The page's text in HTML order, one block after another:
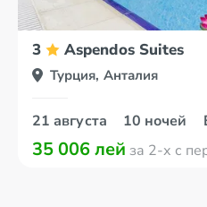
3 Aspendos Suites
Турция, Анталия
21 августа 10 ночей
35 006 лей за 2-х с